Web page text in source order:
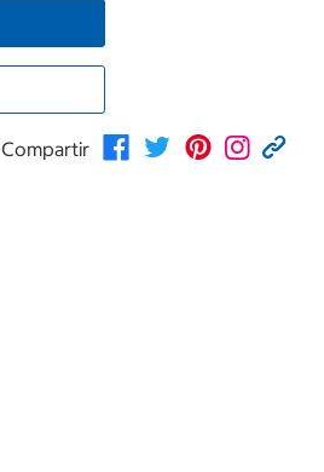
Compartir